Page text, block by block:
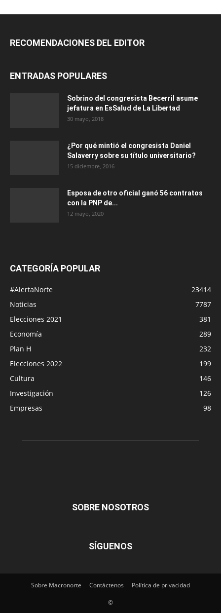
RECOMENDACIONES DEL EDITOR
ENTRADAS POPULARES
Sobrino del congresista Becerril asume
jefatura en EsSalud de La Libertad
30 mayo, 2018
¿Por qué mintió el congresista Daniel
Salaverry sobre su título universitario?
15 diciembre, 2016
Esposa de otro oficial ganó 56 contratos
con la PNP de...
12 mayo, 2020
CATEGORÍA POPULAR
#AlertaNorte
23414
Noticias
7787
Elecciones 2021
381
Economía
289
Plan H
232
Elecciones 2022
199
Cultura
146
Investigación
126
Empresas
98
SOBRE NOSOTROS
SÍGUENOS
Sobre Macronorte Contáctenos Política de privacidad
©